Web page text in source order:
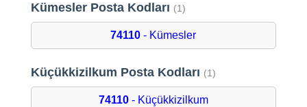
Kümesler Posta Kodları (1)
74110 - Kümesler
Küçükkizilkum Posta Kodları (1)
74110- Küçükkizilkum